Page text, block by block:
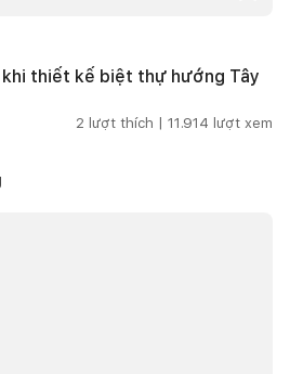
thiết kế biệt thự hướng Tây
2 lượt thích | 11.914 lượt xem